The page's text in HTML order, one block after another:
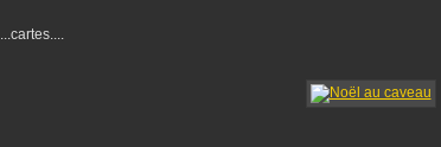
...cartes....